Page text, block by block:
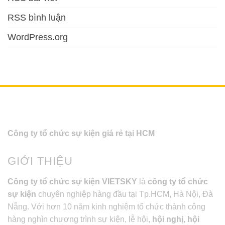
RSS bình luận
WordPress.org
Công ty tổ chức sự kiện giá rẻ tại HCM
GIỚI THIỆU
Công ty tổ chức sự kiện VIETSKY là công ty tổ chức
sự kiện chuyên nghiệp hàng đầu tại Tp.HCM, Hà Nội, Đà
Nẵng. Với hơn 10 năm kinh nghiệm tổ chức thành công
hàng nghìn chương trình sự kiện, lễ hội, hội nghị, hội